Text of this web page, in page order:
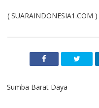
( SUARAINDONESIA1.COM )
Sumba Barat Daya